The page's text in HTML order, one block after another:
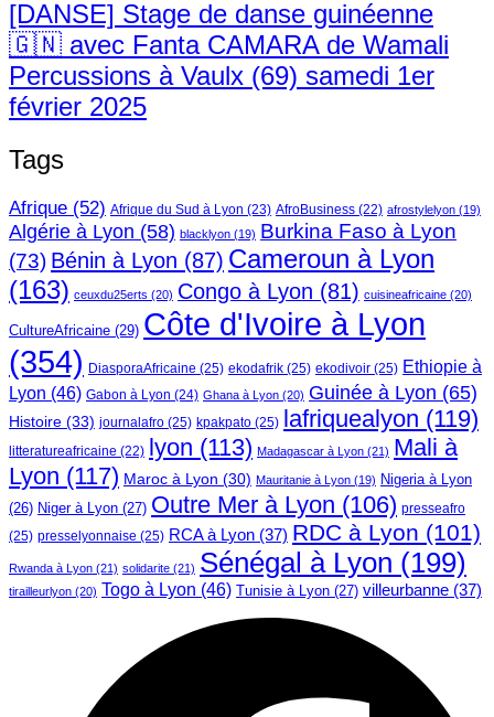
[DANSE] Stage de danse guinéenne
🇬🇳 avec Fanta CAMARA de Wamali
Percussions à Vaulx (69) samedi 1er
février 2025
Tags
Afrique (52) Afrique du Sud à Lyon (23) AfroBusiness (22) afrostylelyon (19)
Algérie à Lyon (58) blacklyon (19) Burkina Faso à Lyon
(73) Bénin à Lyon (87) Cameroun à Lyon
(163) ceuxdu25erts (20) Congo à Lyon (81) cuisineafricaine (20)
CultureAfricaine (29) Côte d'Ivoire à Lyon
(354) DiasporaAfricaine (25) ekodafrik (25) ekodivoir (25) Ethiopie à
Lyon (46) Gabon à Lyon (24) Ghana à Lyon (20) Guinée à Lyon (65)
Histoire (33) journalafro (25) kpakpato (25) lafriquealyon (119)
litteratureafricaine (22) lyon (113) Madagascar à Lyon (21) Mali à
Lyon (117) Maroc à Lyon (30) Mauritanie à Lyon (19) Nigeria à Lyon
(26) Niger à Lyon (27) Outre Mer à Lyon (106) presseafro
(25) presselyonnaise (25) RCA à Lyon (37) RDC à Lyon (101)
Rwanda à Lyon (21) solidarite (21) Sénégal à Lyon (199)
tirailleurlyon (20) Togo à Lyon (46) Tunisie à Lyon (27) villeurbanne (37)